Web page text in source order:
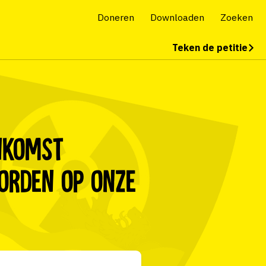
Doneren Downloaden Zoeken
Teken de petitie
op onze